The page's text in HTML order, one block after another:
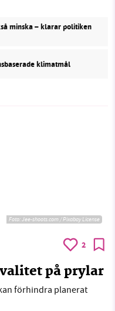
minska – klarar politiken
klimatmål
Foto:Jee-shoots.com / Pixabay License
2
på prylar
förhindra planerat